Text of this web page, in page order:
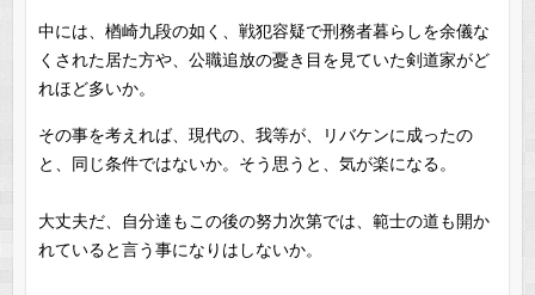
中には、楢崎九段の如く、戦犯容疑で刑務者暮らしを余儀な
くされた居た方や、公職追放の憂き目を見ていた剣道家がど
れほど多いか。
その事を考えれば、現代の、我等が、リバケンに成ったの
と、同じ条件ではないか。そう思うと、気が楽になる。
大丈夫だ、自分達もこの後の努力次第では、範士の道も開か
れていると言う事になりはしないか。